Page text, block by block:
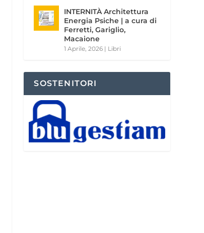
INTERNITÀ Architettura
Energia Psiche | a cura di
Ferretti, Gariglio,
Macaione
1 Aprile, 2026 | Libri
SOSTENITORI